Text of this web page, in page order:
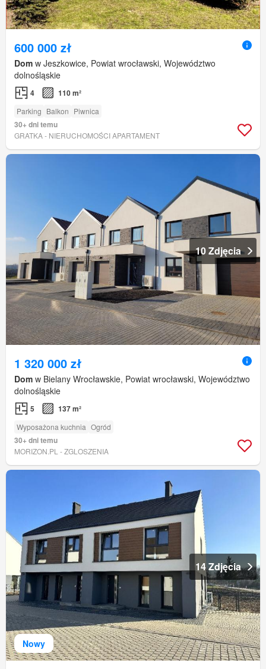
600 000 zł
Dom w Jeszkowice, Powiat wrocławski, Województwo
dolnośląskie
4 110 m²
Parking Balkon Piwnica
30+ dni temu
GRATKA - NIERUCHOMOŚCI APARTAMENT
10 Zdjęcia
1 320 000 zł
Dom w Bielany Wrocławskie, Powiat wrocławski, Województwo
dolnośląskie
5 137 m²
Wyposażona kuchnia Ogród
30+ dni temu
MORIZON.PL - ZGLOSZENIA
Nowy
14 Zdjęcia